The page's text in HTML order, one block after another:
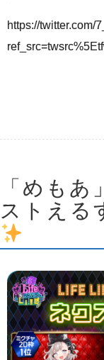
https://twitter.com/
「めも
ストえる